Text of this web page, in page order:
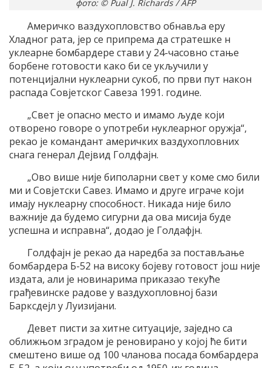
фото: © Pual J. Richards / AFP
Америчко ваздухопловство обнавља еру
Хладног рата, јер се припрема да стратешке н
уклеарне бомбардере стави у 24-часовно стање
борбене готовости како би се укључили у
потенцијални нуклеарни сукоб, по први пут након
распада Совјетског Савеза 1991. године.
„Свет је опасно место и имамо људе који
отворено говоре о употреби нуклеарног оружја“,
рекао је командант америчких ваздухопловних
снага генерал Дејвид Голдфајн.
„Ово више није биполарни свет у коме смо били
ми и Совјетски Савез. Имамо и друге играче који
имају нуклеарну способност. Никада није било
важније да будемо сигурни да ова мисија буде
успешна и исправна“, додао је Голдафјн.
Голдфајн је рекао да наредба за постављање
бомбардера Б-52 на високу бојеву готовост још није
издата, али је новинарима приказао текуће
грађевинске радове у ваздухопловној бази
Барксдејл у Луизијани.
Девет писти за хитне ситуације, заједно са
оближњом зградом је реновирано у којој ће бити
смештено више од 100 чланова посада бомбардера